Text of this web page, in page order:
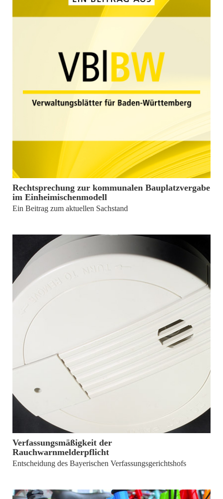
von Bernd Weinmann, Amelie Peteler
Rechtsprechung zur kommunalen Bauplatzvergabe
im Einheimischenmodell
Ein Beitrag zum aktuellen Sachstand
Verfassungsmäßigkeit der
Rauchwarnmelderpflicht
Entscheidung des Bayerischen Verfassungsgerichtshofs